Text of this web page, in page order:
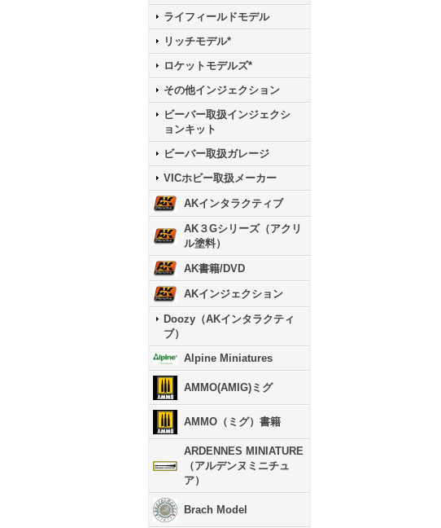
ライフィールドモデル
リッチモデル*
ロケットモデルズ*
その他インジェクション
ビーバー取扱インジェクシ
ョンキット
ビーバー取扱ガレージ
VICホビー取扱メーカー
AKインタラクティブ
AK３Gシリーズ（アクリ
ル塗料）
AK書籍/DVD
AKインジェクション
Doozy（AKインタラクティ
ブ）
Alpine Miniatures
AMMO(AMIG)ミグ
AMMO（ミグ）書籍
ARDENNES MINIATURE
（アルデンヌミニチュ
ア）
Brach Model